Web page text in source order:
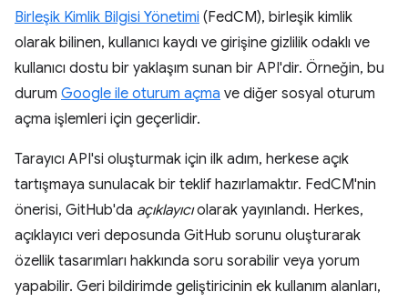
Birleşik Kimlik Bilgisi Yönetimi (FedCM), birleşik kimlik
olarak bilinen, kullanıcı kaydı ve girişine gizlilik odaklı ve
kullanıcı dostu bir yaklaşım sunan bir API'dir. Örneğin, bu
durum Google ile oturum açma ve diğer sosyal oturum
açma işlemleri için geçerlidir.
Tarayıcı API'si oluşturmak için ilk adım, herkese açık
tartışmaya sunulacak bir teklif hazırlamaktır. FedCM'nin
önerisi, GitHub'da açıklayıcıolarak yayınlandı. Herkes,
açıklayıcı veri deposunda GitHub sorunu oluşturarak
özellik tasarımları hakkında soru sorabilir veya yorum
yapabilir. Geri bildirimde geliştiricinin ek kullanım alanları,